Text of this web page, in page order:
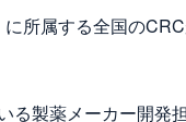
所属する全国の
る製薬メーカー開発